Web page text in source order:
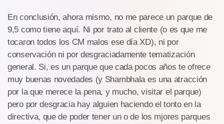
En conclusión, ahora mismo, no me parece un parque de
9,5 como tiene aquí. Ni por trato al cliente (o es que me
tocaron todos los CM malos ese día XD), ni por
conservación ni por desgraciadamente tematización
general. Si, es un parque que cada pocos años te ofrece
muy buenas novedades (y Shambhala es una atracción
por la que merece la pena, y mucho, visitar el parque)
pero por desgracia hay alguien haciendo el tonto en la
directiva, que de poder tener un o de los mjores parques